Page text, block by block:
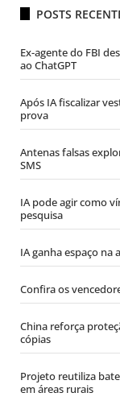
POSTS
Ex-agente do FBI
ao ChatGPT
Após IA fiscalizar
prova
Antenas falsas
SMS
IA pode agir como
pesquisa
IA ganha espaço na
Confira os
China reforça
cópias
Projeto reutiliza
em áreas rurais